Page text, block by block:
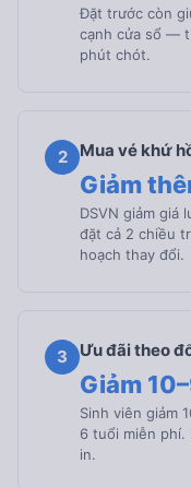
Đặt trước còn
cạnh cửa sổ —
phút chót.
2 Mua vé khứ
Giảm
DSVN giảm giá
đặt cả 2 chiều
hoạch thay đổi.
3 Ưu đãi theo
Giảm
Sinh viên giảm
6 tuổi miễn phí.
in.